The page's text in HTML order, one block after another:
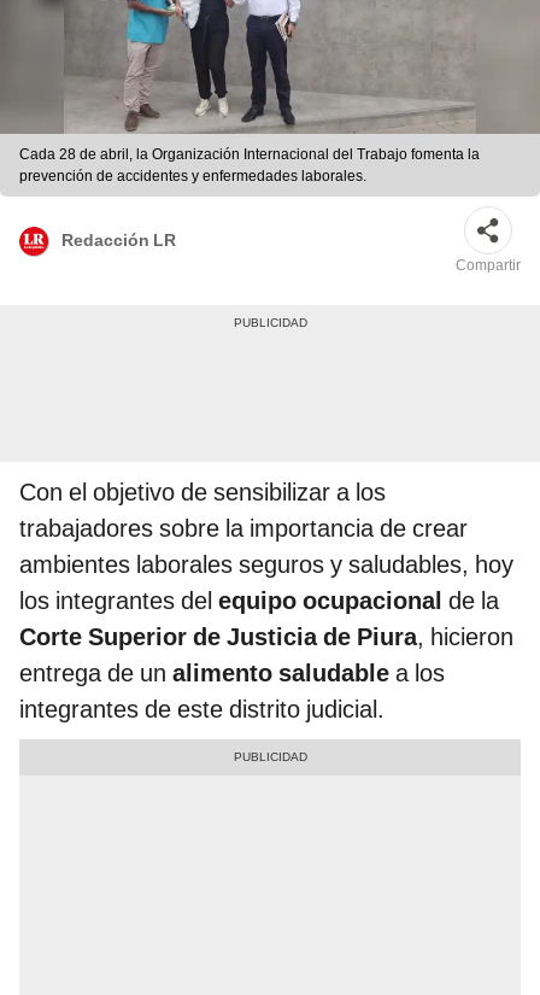
Cada 28 de abril, la Organización Internacional del Trabajo fomenta la
prevención de accidentes y enfermedades laborales.
Redacción LR
Compartir
Con el objetivo de sensibilizar a los
trabajadores sobre la importancia de crear
ambientes laborales seguros y saludables, hoy
los integrantes del equipo ocupacional de la
Corte Superior de Justicia de Piura, hicieron
entrega de un alimento saludable a los
integrantes de este distrito judicial.